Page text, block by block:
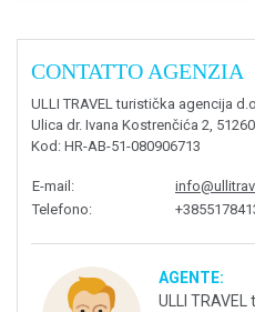
CONTATTO AGENZIA
ULLI TRAVEL turistička agencija
Ulica dr. Ivana Kostrenčića 2,
Kod : HR-AB-51-080906713
E-mail :
Telefono:
AGENTE:
ULLI